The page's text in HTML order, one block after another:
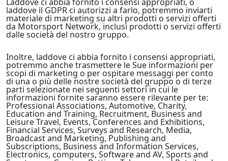
laddove il GDPR ci autorizzi a farlo, potremmo inviarti
materiale di marketing su altri prodotti o servizi offerti
da Motorsport Network, inclusi prodotti o servizi offerti
dalle società del nostro gruppo.
Inoltre, laddove ci abbia fornito i consensi appropriati,
potremmo anche trasmettere le Sue informazioni per
scopi di marketing o per ospitare messaggi per conto
di una o più delle nostre società del gruppo o di terze
parti selezionate nei seguenti settori in cui le
informazioni fornite saranno essere rilevante per te:
Professional Associations, Automotive, Charity,
Education and Training, Recruitment, Business and
Leisure Travel, Events, Conferences and Exhibitions,
Financial Services, Surveys and Research, Media,
Broadcast and Marketing, Publishing and
Subscriptions, Business and Information Services,
Electronics, computers, Software and AV, Sports and